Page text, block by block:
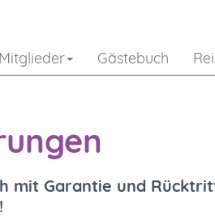
Gästebuch
mit Garantie und